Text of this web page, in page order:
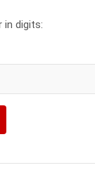
in digits: